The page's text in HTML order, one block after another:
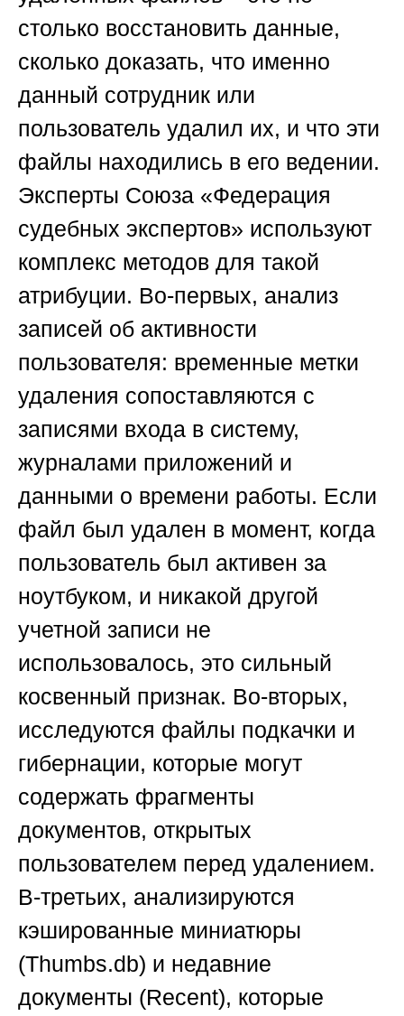
столько восстановить данные,
сколько доказать, что именно
данный сотрудник или
пользователь удалил их, и что эти
файлы находились в его ведении.
Эксперты Союза «Федерация
судебных экспертов» используют
комплекс методов для такой
атрибуции. Во-первых, анализ
записей об активности
пользователя: временные метки
удаления сопоставляются с
записями входа в систему,
журналами приложений и
данными о времени работы. Если
файл был удален в момент, когда
пользователь был активен за
ноутбуком, и никакой другой
учетной записи не
использовалось, это сильный
косвенный признак. Во-вторых,
исследуются файлы подкачки и
гибернации, которые могут
содержать фрагменты
документов, открытых
пользователем перед удалением.
В-третьих, анализируются
кэшированные миниатюры
(Thumbs.db) и недавние
документы (Recent), которые